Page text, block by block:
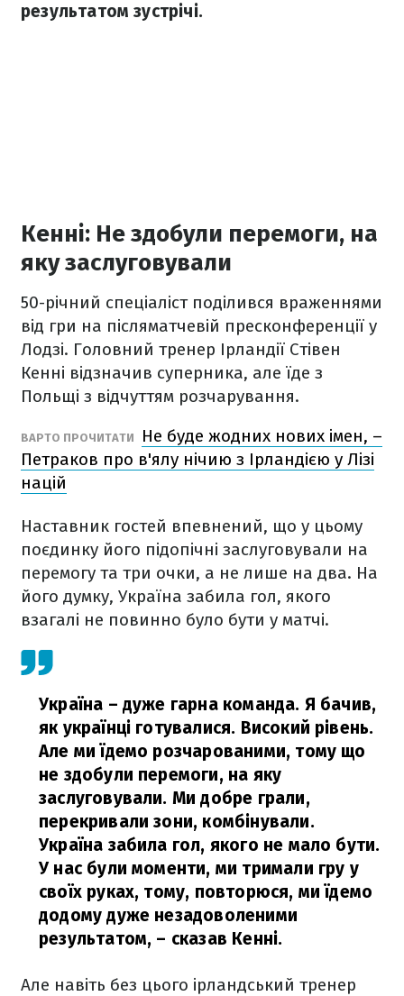
результатом зустрічі.
Кенні: Не здобули перемоги, на
яку заслуговували
50-річний спеціаліст поділився враженнями
від гри на післяматчевій пресконференції у
Лодзі. Головний тренер Ірландії Стівен
Кенні відзначив суперника, але їде з
Польщі з відчуттям розчарування.
ВАРТО ПРОЧИТАТИ
Не буде жодних нових імен, –
Петраков про в'ялу нічию з Ірландією у Лізі
націй
Наставник гостей впевнений, що у цьому
поєдинку його підопічні заслуговували на
перемогу та три очки, а не лише на два. На
його думку, Україна забила гол, якого
взагалі не повинно було бути у матчі.
Україна – дуже гарна команда. Я бачив,
як українці готувалися. Високий рівень.
Але ми їдемо розчарованими, тому що
не здобули перемоги, на яку
заслуговували. Ми добре грали,
перекривали зони, комбінували.
Україна забила гол, якого не мало бути.
У нас були моменти, ми тримали гру у
своїх руках, тому, повторюся, ми їдемо
додому дуже незадоволеними
результатом, – сказав Кенні.
Але навіть без цього ірландський тренер